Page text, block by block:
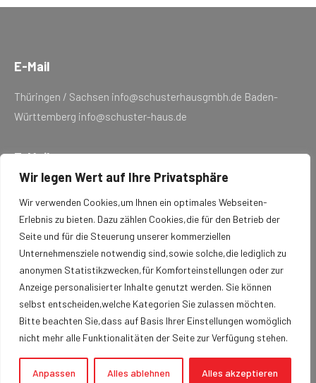
Wir legen Wert auf Ihre Privatsphäre
Wir verwenden Cookies,um Ihnen ein optimales Webseiten-
Erlebnis zu bieten. Dazu zählen Cookies,die für den Betrieb der
Seite und für die Steuerung unserer kommerziellen
Unternehmensziele notwendig sind,sowie solche,die lediglich zu
anonymen Statistikzwecken,für Komforteinstellungen oder zur
Anzeige personalisierter Inhalte genutzt werden. Sie können
selbst entscheiden,welche Kategorien Sie zulassen möchten.
Bitte beachten Sie,dass auf Basis Ihrer Einstellungen womöglich
nicht mehr alle Funktionalitäten der Seite zur Verfügung stehen.
Anpassen Alles ablehnen Alles akzeptieren
E-Mail
Thüringen / Sachsen info@schusterhausgmbh.de Baden-
Württemberg info@schuster-haus.de
E-Mail
Thüringen / Sachsen
0365 / 800 16 25 · 0171 / 197 37 82
Baden-Württemberg
07034 / 9246 10
Startseite
Impressum
Datenschutzerklärung